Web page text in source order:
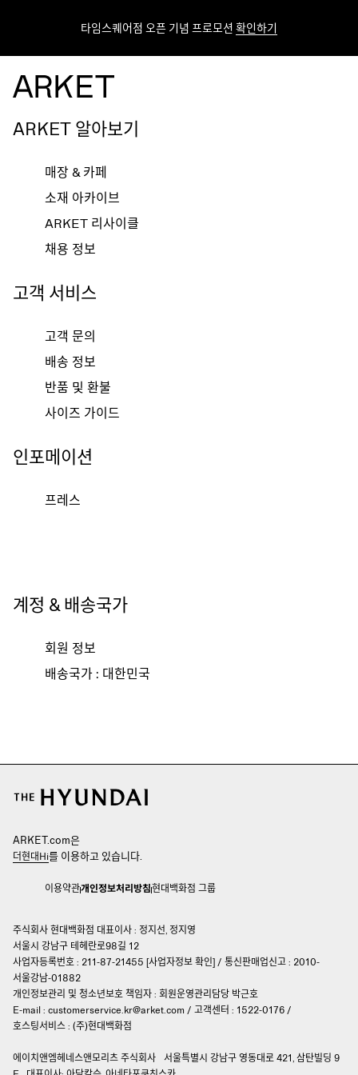
타임스퀘어점 오픈 기념 프로모션 확인하기
ARKET 알아보기
매장 & 카페
소재 아카이브
ARKET 리사이클
채용 정보
고객 서비스
고객 문의
배송 정보
반품 및 환불
사이즈 가이드
인포메이션
프레스
계정 & 배송국가
회원 정보
배송국가 : 대한민국
ARKET.com은
더현대Hi를 이용하고 있습니다.
이용약관개인정보처리방침현대백화점 그룹
주식회사 현대백화점 대표이사 : 정지선, 정지영
서울시 강남구 테헤란로98길 12
사업자등록번호 : 211-87-21455 [사업자정보 확인] / 통신판매업신고 : 2010-
서울강남-01882
개인정보관리 및 청소년보호 책임자 : 회원운영관리담당 박근호
E-mail : customerservice.kr@arket.com / 고객센터 : 1522-0176 /
호스팅서비스 : (주)현대백화점
에이치앤엠헤네스앤모리츠 주식회사
서울특별시 강남구 영동대로 421, 삼탄빌딩 9